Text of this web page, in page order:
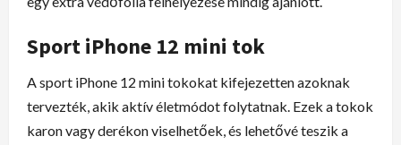
Sport iPhone 12 mini tok
A sport iPhone 12 mini tokokat kifejezetten azoknak
tervezték, akik aktív életmódot folytatnak. Ezek a tokok
karon vagy derékon viselhetőek, és lehetővé teszik a